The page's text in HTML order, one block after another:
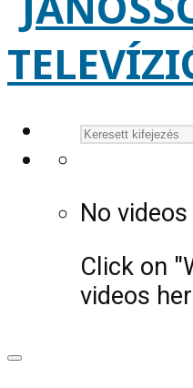
No videos
Click on
videos